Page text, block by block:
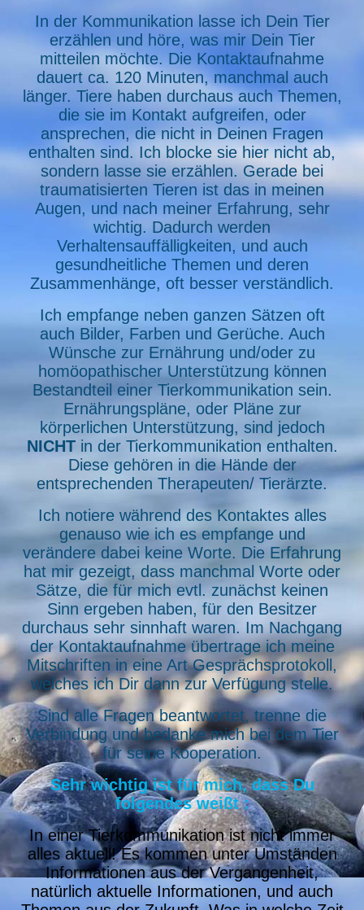
In der Kommunikation lasse ich Dein Tier
erzählen und höre, was mir Dein Tier
mitteilen möchte. Die Kontaktaufnahme
dauert ca. 120 Minuten, manchmal auch
länger. Tiere haben durchaus auch Themen,
die sie im Kontakt aufgreifen, oder
ansprechen, die nicht in Deinen Fragen
enthalten sind. Ich blocke sie hier nicht ab,
sondern lasse sie erzählen. Gerade bei
traumatisierten Tieren ist das in meinen
Augen, und nach meiner Erfahrung, sehr
wichtig. Dadurch werden
Verhaltensauffälligkeiten, und auch
gesundheitliche Themen und deren
Zusammenhänge, oft besser verständlich.
Ich empfange neben ganzen Sätzen oft
auch Bilder, Farben und Gerüche. Auch
Wünsche zur Ernährung und/oder zu
homöopathischer Unterstützung können
Bestandteil einer Tierkommunikation sein.
Ernährungspläne, oder Pläne zur
körperlichen Unterstützung, sind jedoch
NICHT in der Tierkommunikation enthalten.
Diese gehören in die Hände der
entsprechenden Therapeuten/ Tierärzte.
Ich notiere während des Kontaktes alles
genauso wie ich es empfange und
verändere dabei keine Worte. Die Erfahrung
hat mir gezeigt, dass manchmal Worte oder
Sätze, die für mich evtl. zunächst keinen
Sinn ergeben haben, für den Besitzer
durchaus sehr sinnhaft waren. Im Nachgang
der Kontaktaufnahme übertrage ich meine
Mitschriften in eine Art Gesprächsprotokoll,
welches ich Dir dann zur Verfügung stelle.
Sind alle Fragen beantwortet, trenne die
Verbindung und bedanke mich bei dem Tier
für seine Kooperation.
Sehr wichtig ist für mich, dass Du
folgendes weißt :
In einer Tierkommunikation ist nicht immer
alles aktuell! Es kommen unter Umständen
Informationen aus der Vergangenheit,
natürlich aktuelle Informationen, und auch